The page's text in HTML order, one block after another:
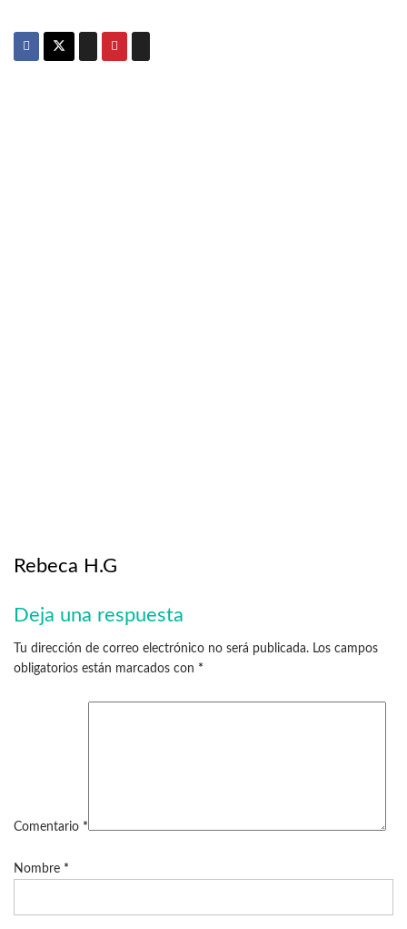
Rebeca H.G
Deja una respuesta
Tu dirección de correo electrónico no será publicada. Los campos
obligatorios están marcados con *
Comentario *
Nombre *